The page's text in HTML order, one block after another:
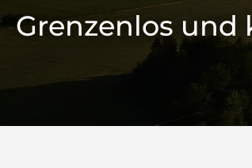
Grenzenlos und